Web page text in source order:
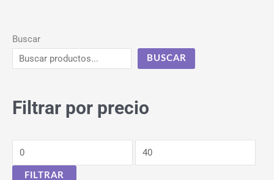
Buscar
BUSCAR
Filtrar por precio
FILTRAR